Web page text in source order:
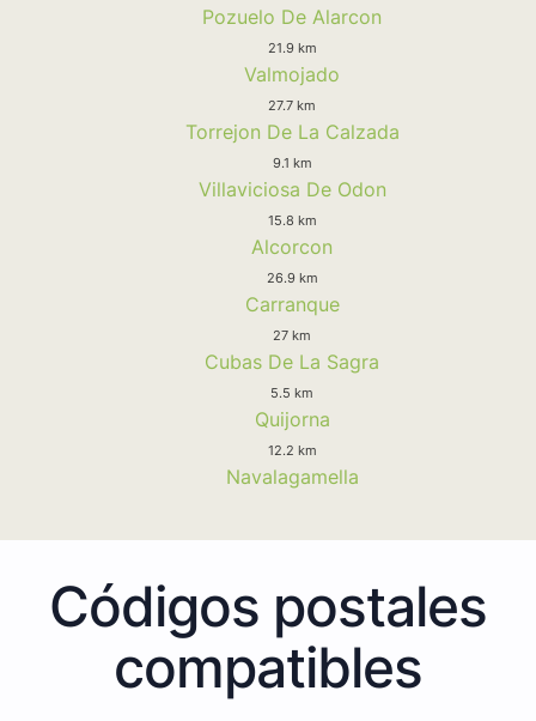
Pozuelo De Alarcon
21.9 km
Valmojado
27.7 km
Torrejon De La Calzada
9.1 km
Villaviciosa De Odon
15.8 km
Alcorcon
26.9 km
Carranque
27 km
Cubas De La Sagra
5.5 km
Quijorna
12.2 km
Navalagamella
Códigos postales
compatibles